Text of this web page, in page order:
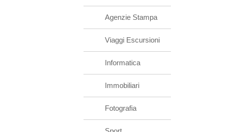
Agenzie Stampa
Viaggi Escursioni
Informatica
Immobiliari
Fotografia